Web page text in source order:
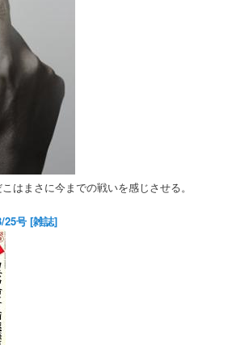
はまさに今までの戦いを感じさせる。
25号 [雑誌]